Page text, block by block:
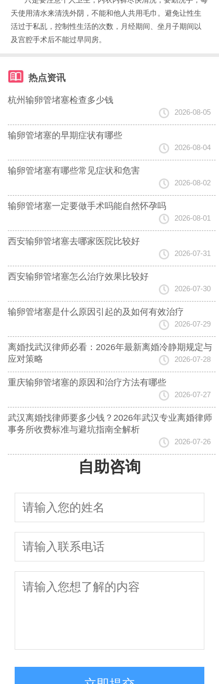
天使用清水来清洗外阴，不能和他人共用毛巾。避免让性生
活过于私乱，控制性生活的次数，月经期间、坐月子期间以
及宫腔手术后不能过早同房。
热点资讯
杭州输卵管堵塞检查多少钱
2026-08-05
输卵管堵塞的早期症状有哪些
2026-08-04
输卵管堵塞有哪些常见症状和危害
2026-08-02
输卵管堵塞一定要做手术吗能自然怀孕吗
2026-08-01
西安输卵管堵塞去哪家医院比较好
2026-07-31
西安输卵管堵塞怎么治疗效果比较好
2026-07-30
输卵管堵塞是什么原因引起的及如何有效治疗
2026-07-29
离婚找武汉律师必看：2026年最新离婚冷静期规定与
应对策略
2026-07-28
重庆输卵管堵塞的原因和治疗方法有哪些
2026-07-27
武汉离婚找律师要多少钱？2026年武汉专业离婚律师
事务所收费标准与避坑指南全解析
2026-07-26
自助咨询